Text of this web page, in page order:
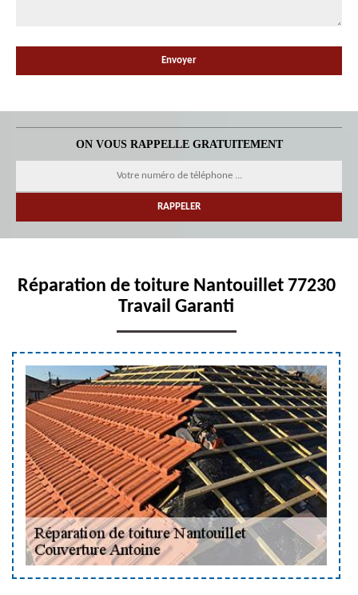
ON VOUS RAPPELLE GRATUITEMENT
Réparation de toiture Nantouillet 77230
Travail Garanti